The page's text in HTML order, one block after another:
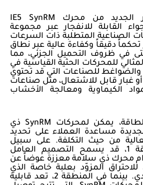
الجديد من محرك IE5 SynRM
القابلة للانفجار عبر مجموعة
الصناعية المتطلبة ذات السرعات
دقيقاً وكفاءة عالية عبر نطاق
في ظروف التحميل الجزئي، مما
للمحركات الحثية القياسية في
للصناعات التي قد تحتوي
غبار قابل للاشتعال، مثل صناعات
الكيماوية ومعالجة الأخشاب
يمكن لمحركات SynRM ذي
مساعدة العملاء على تحديد
من حيث التكلفة. على سبيل
المثال، في المنطقة 1، قد يسمح التصميم العامل
محرك ذي سلامة معززة عوضاً عن
المزوّد بعلبة خاصة الذي
يشكل الخيار التقليدي. بينما في المنطقة 2، تعد قابلية